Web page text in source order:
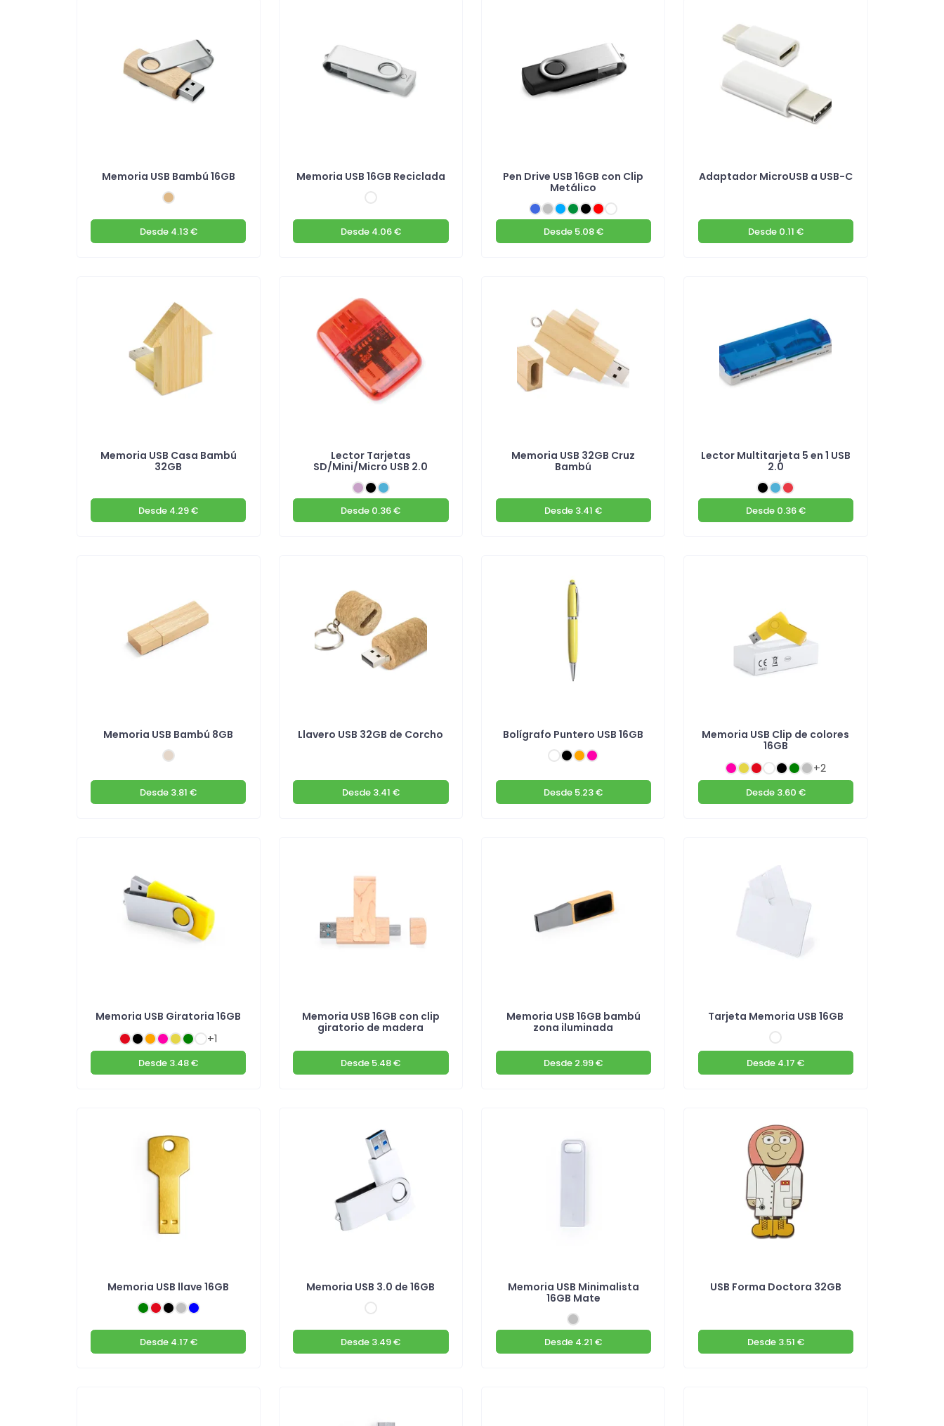
Memoria USB Bambú 16GB
Desde4.13 €
Memoria USB 16GB Reciclada
Desde4.06 €
Pen Drive USB 16GB con Clip
Metálico
Desde5.08 €
Adaptador MicroUSB a USB-C
Desde0.11 €
Memoria USB Casa Bambú
32GB
Desde 4.29 €
Lector Tarjetas
SD/Mini/Micro USB 2.0
Desde 0.36 €
Memoria USB 32GB Cruz
Bambú
Desde 3.41 €
Lector Multitarjeta 5 en 1 USB
2.0
Desde0.36 €
Memoria USB Bambú 8GB
Desde 3.81 €
Llavero USB 32GB de Corcho
Desde3.41 €
Bolígrafo Puntero USB 16GB
Desde 5.23 €
Memoria USB Clip de colores
16GB
+2
Desde3.60 €
Memoria USB Giratoria 16GB
+1
Desde 3.48 €
Memoria USB 16GB con clip
giratorio de madera
Desde 5.48 €
Memoria USB 16GB bambú
zona iluminada
Desde 2.99 €
Tarjeta Memoria USB 16GB
Desde 4.17 €
Memoria USB llave 16GB
Desde4.17 €
Memoria USB 3.0 de 16GB
Desde 3.49 €
Memoria USB Minimalista
16GB Mate
Desde 4.21 €
USB Forma Doctora 32GB
Desde3.51 €